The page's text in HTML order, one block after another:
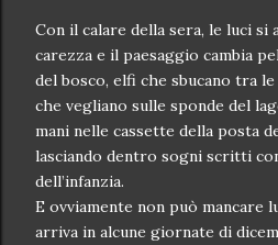
Con il calare della sera, le luci si
carezza e il paesaggio cambia
del bosco, elfi che sbucano tra
che vegliano sulle sponde del
mani nelle cassette della posta
lasciando dentro sogni scritti
dell’infanzia.
E ovviamente non può mancare
arriva in alcune giornate di